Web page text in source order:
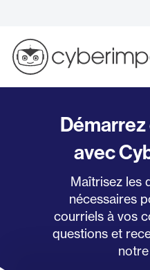
content
avec
Maîtrisez les
nécessaires
courriels à vos
questions et